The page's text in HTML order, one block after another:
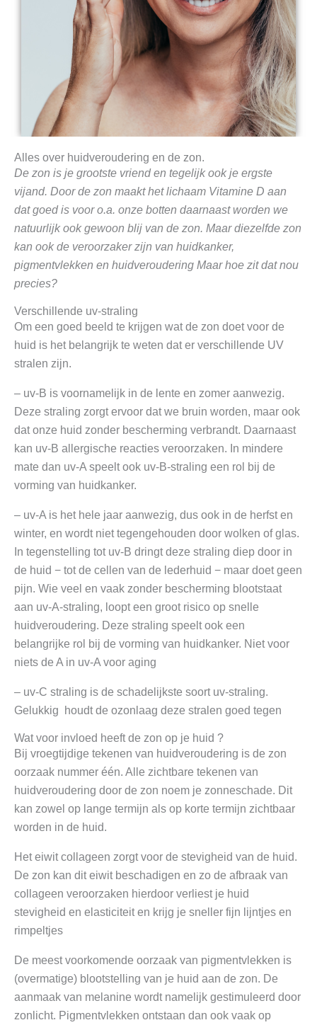
Alles over huidveroudering en de zon.
De zon is je grootste vriend en tegelijk ook je ergste
vijand. Door de zon maakt het lichaam Vitamine D aan
dat goed is voor o.a. onze botten daarnaast worden we
natuurlijk ook gewoon blij van de zon. Maar diezelfde zon
kan ook de veroorzaker zijn van huidkanker,
pigmentvlekken en huidveroudering Maar hoe zit dat nou
precies?
Verschillende uv-straling
Om een goed beeld te krijgen wat de zon doet voor de
huid is het belangrijk te weten dat er verschillende UV
stralen zijn.
– uv-B is voornamelijk in de lente en zomer aanwezig.
Deze straling zorgt ervoor dat we bruin worden, maar ook
dat onze huid zonder bescherming verbrandt. Daarnaast
kan uv-B allergische reacties veroorzaken. In mindere
mate dan uv-A speelt ook uv-B-straling een rol bij de
vorming van huidkanker.
– uv-A is het hele jaar aanwezig, dus ook in de herfst en
winter, en wordt niet tegengehouden door wolken of glas.
In tegenstelling tot uv-B dringt deze straling diep door in
de huid − tot de cellen van de lederhuid − maar doet geen
pijn. Wie veel en vaak zonder bescherming blootstaat
aan uv-A-straling, loopt een groot risico op snelle
huidveroudering. Deze straling speelt ook een
belangrijke rol bij de vorming van huidkanker. Niet voor
niets de A in uv-A voor aging
– uv-C straling is de schadelijkste soort uv-straling.
Gelukkig houdt de ozonlaag deze stralen goed tegen
Wat voor invloed heeft de zon op je huid ?
Bij vroegtijdige tekenen van huidveroudering is de zon
oorzaak nummer één. Alle zichtbare tekenen van
huidveroudering door de zon noem je zonneschade. Dit
kan zowel op lange termijn als op korte termijn zichtbaar
worden in de huid.
Het eiwit collageen zorgt voor de stevigheid van de huid.
De zon kan dit eiwit beschadigen en zo de afbraak van
collageen veroorzaken hierdoor verliest je huid
stevigheid en elasticiteit en krijg je sneller fijn lijntjes en
rimpeltjes
De meest voorkomende oorzaak van pigmentvlekken is
(overmatige) blootstelling van je huid aan de zon. De
aanmaak van melanine wordt namelijk gestimuleerd door
zonlicht. Pigmentvlekken ontstaan dan ook vaak op